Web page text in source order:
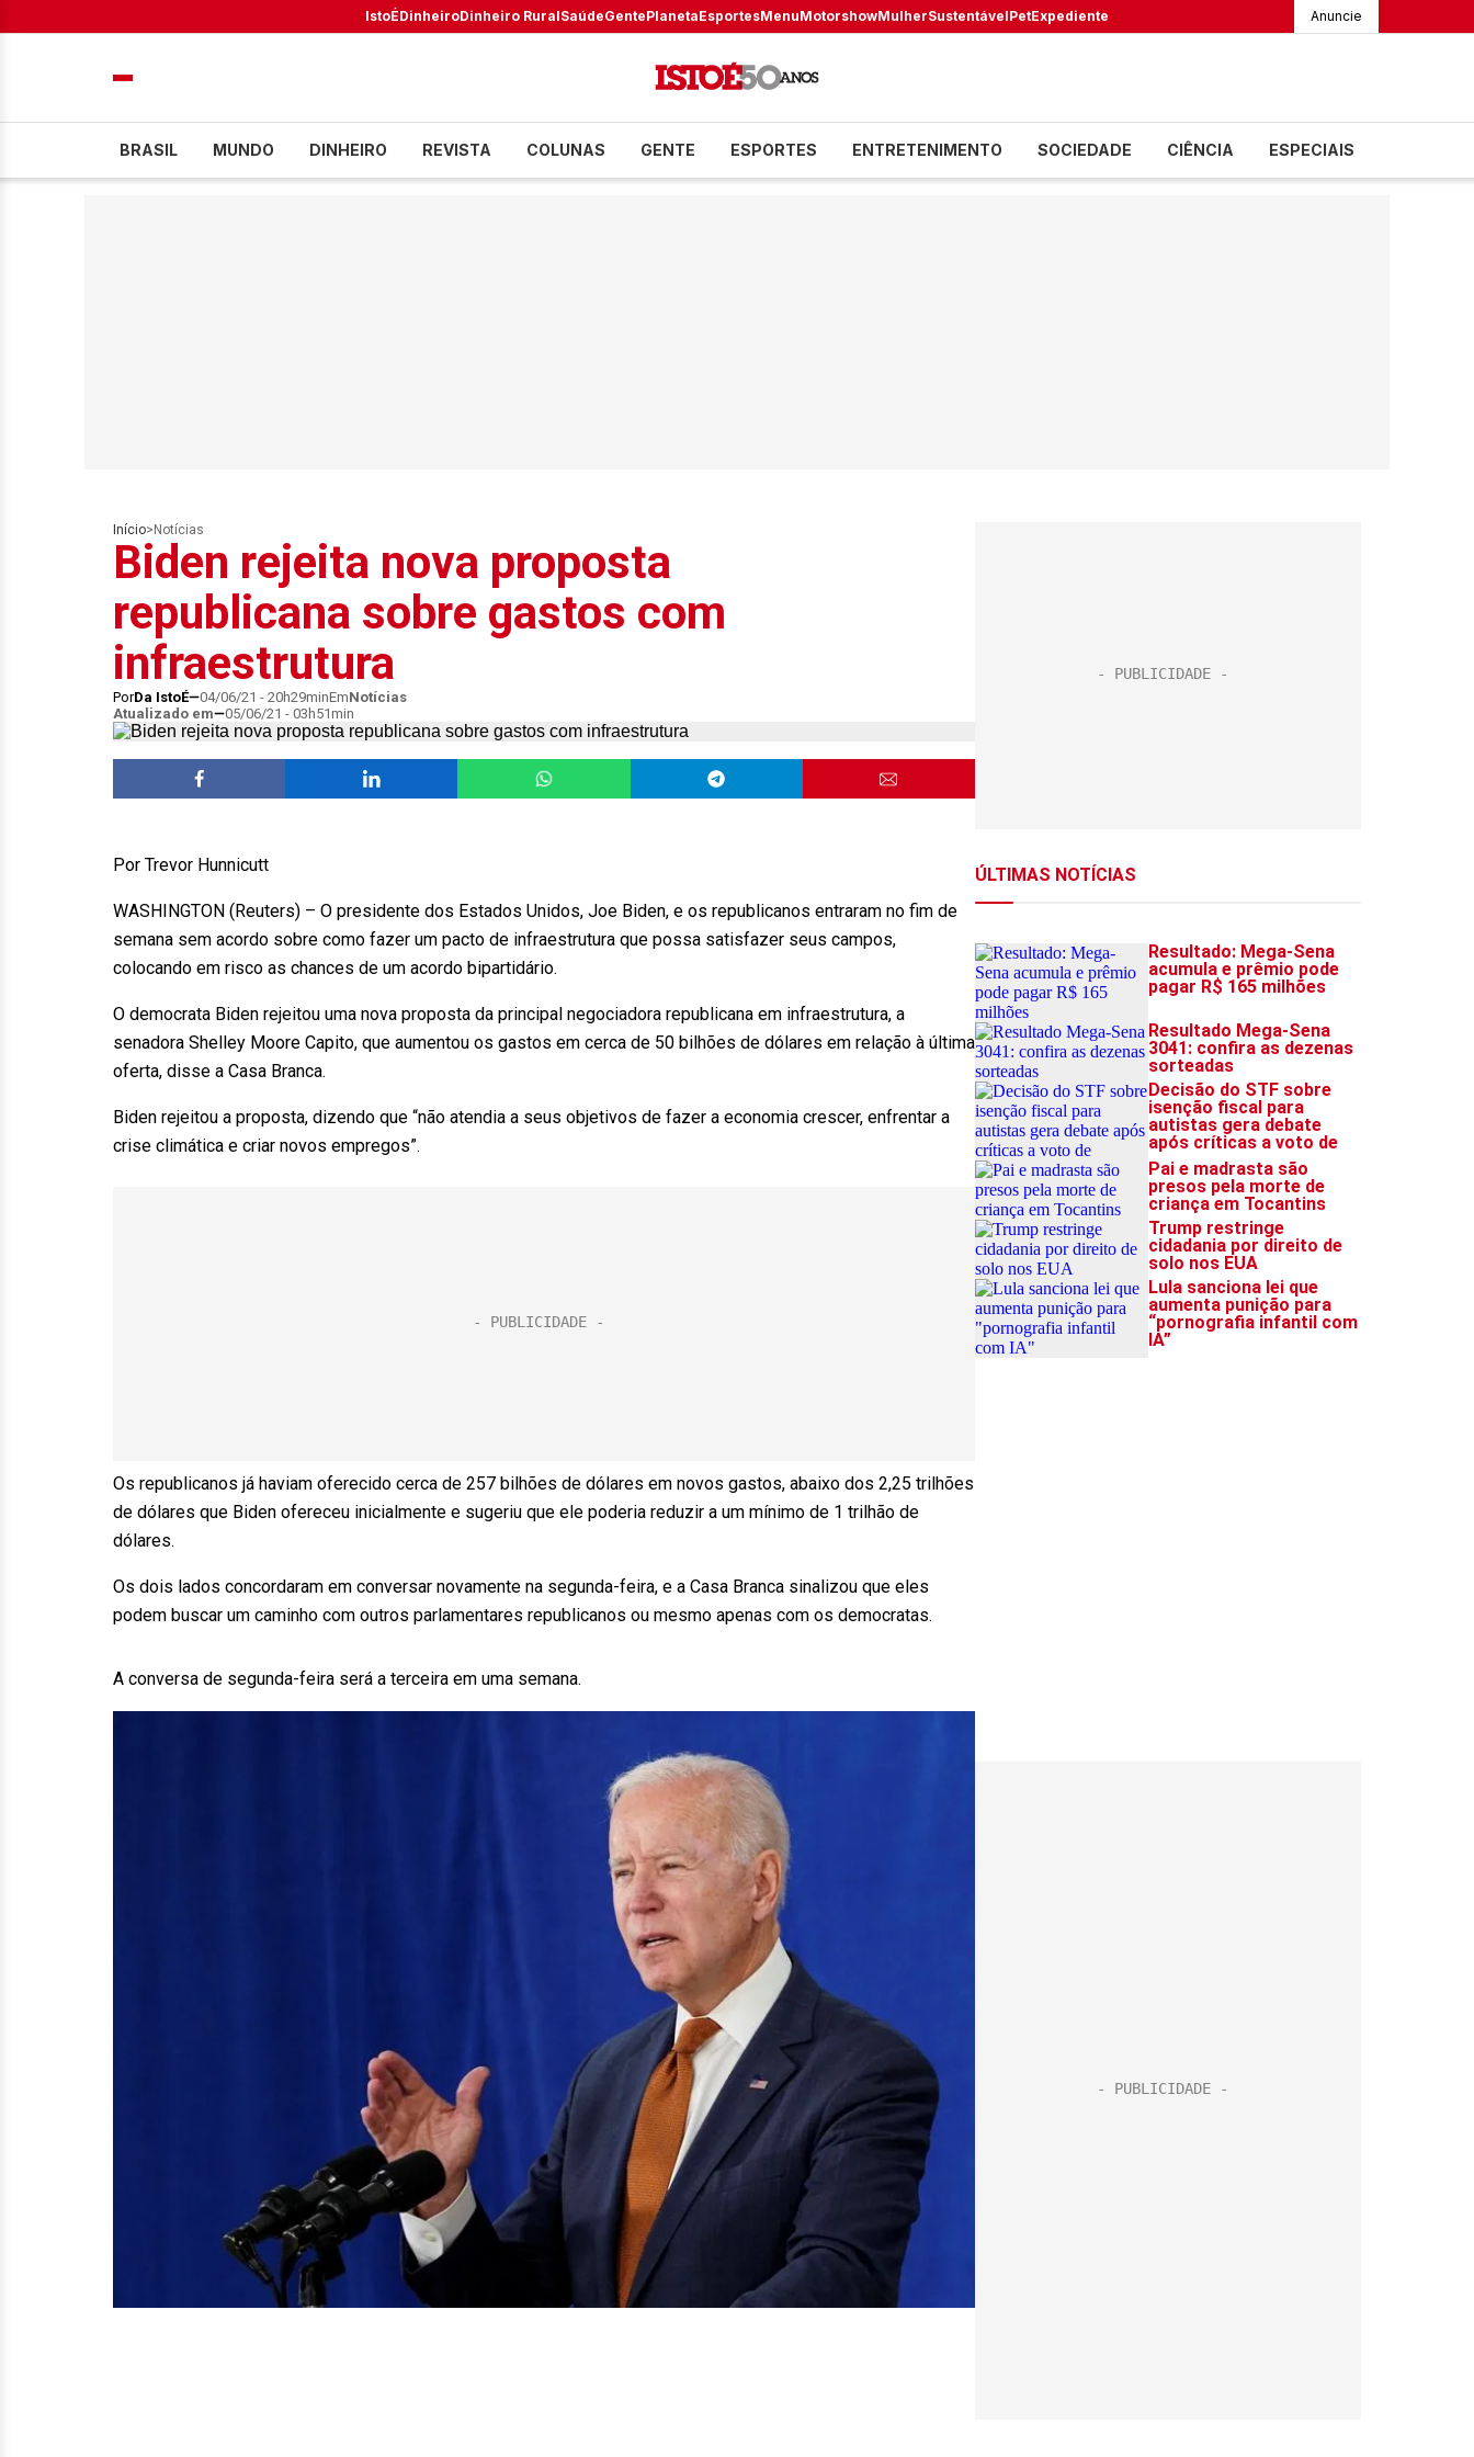
IstoÉDinheiroDinheiro RuralSaúdeGentePlanetaEsportesMenuMotorshowMulherSustentávelPetExpediente Anuncie
BRASIL MUNDO DINHEIRO REVISTA COLUNAS GENTE ESPORTES ENTRETENIMENTO SOCIEDADE CIÊNCIA ESPECIAIS
Início> Notícias
Biden rejeita nova proposta
republicana sobre gastos com
infraestrutura
PorDa IstoÉ 04/06/21 - 20h29minEmNotícias
Atualizado em
05/06/21 - 03h51min
Por Trevor Hunnicutt
WASHINGTON (Reuters) – O presidente dos Estados Unidos, Joe Biden, e os republicanos entraram no fim de
semana sem acordo sobre como fazer um pacto de infraestrutura que possa satisfazer seus campos,
colocando em risco as chances de um acordo bipartidário.
O democrata Biden rejeitou uma nova proposta da principal negociadora republicana em infraestrutura, a
senadora Shelley Moore Capito, que aumentou os gastos em cerca de 50 bilhões de dólares em relação à última
oferta, disse a Casa Branca.
Biden rejeitou a proposta, dizendo que “não atendia a seus objetivos de fazer a economia crescer, enfrentar a
crise climática e criar novos empregos”.
Os republicanos já haviam oferecido cerca de 257 bilhões de dólares em novos gastos, abaixo dos 2,25 trilhões
de dólares que Biden ofereceu inicialmente e sugeriu que ele poderia reduzir a um mínimo de 1 trilhão de
dólares.
Os dois lados concordaram em conversar novamente na segunda-feira, e a Casa Branca sinalizou que eles
podem buscar um caminho com outros parlamentares republicanos ou mesmo apenas com os democratas.
A conversa de segunda-feira será a terceira em uma semana.